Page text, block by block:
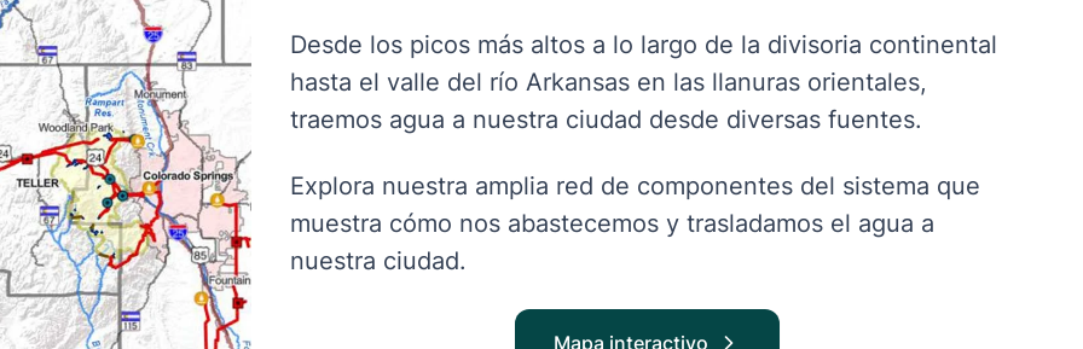
Desde los picos más altos a lo largo de la divisoria continental
hasta el valle del río Arkansas en las llanuras orientales,
traemos agua a nuestra ciudad desde diversas fuentes.
Explora nuestra amplia red de componentes del sistema que
muestra cómo nos abastecemos y trasladamos el agua a
nuestra ciudad.
Mapa interactivo